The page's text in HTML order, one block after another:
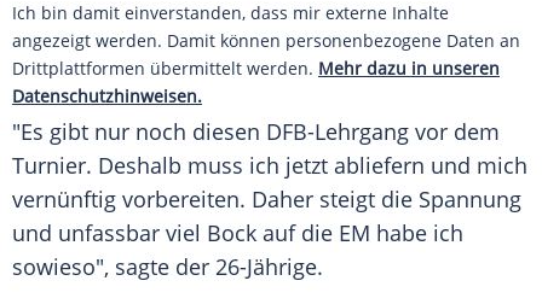
Ich bin damit einverstanden, dass mir externe Inhalte
angezeigt werden. Damit können personenbezogene Daten an
Drittplattformen übermittelt werden. Mehr dazu in unseren
Datenschutzhinweisen.
"Es gibt nur noch diesen DFB-Lehrgang vor dem
Turnier. Deshalb muss ich jetzt abliefern und mich
vernünftig vorbereiten. Daher steigt die Spannung
und unfassbar viel Bock auf die EM habe ich
sowieso", sagte der 26-Jährige.